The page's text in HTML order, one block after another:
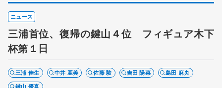
ニュース
三浦首位、復帰の鍵山４位 フィギュア木下
杯第１日
三浦 佳生 中井 亜美 佐藤 駿 吉田 陽菜
島田 麻央
鍵山 優真